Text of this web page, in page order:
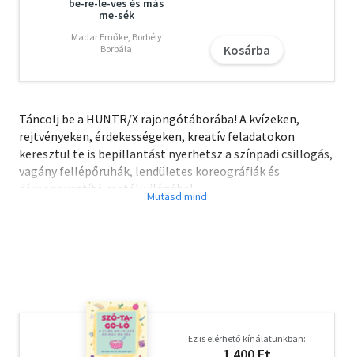
be-re-le-ves és más
me-sék
Madar Emőke, Borbély
Borbála
Kosárba
Táncolj be a HUNTR/X rajongótáborába! A kvízeken,
rejtvényeken, érdekességeken, kreatív feladatokon
keresztül te is bepillantást nyerhetsz a színpadi csillogás,
vagány fellépőruhák, lendületes koreográfiák és
démonpusztító csaták világába!
Ez is elérhető kínálatunkban: